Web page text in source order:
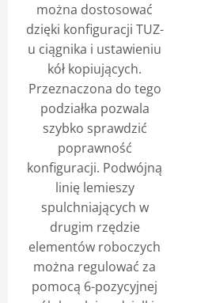
można dostosować
dzięki konfiguracji TUZ-
u ciągnika i ustawieniu
kół kopiujących.
Przeznaczona do tego
podziałka pozwala
szybko sprawdzić
poprawność
konfiguracji. Podwójną
linię lemieszy
spulchniających w
drugim rzędzie
elementów roboczych
można regulować za
pomocą 6-pozycyjnej